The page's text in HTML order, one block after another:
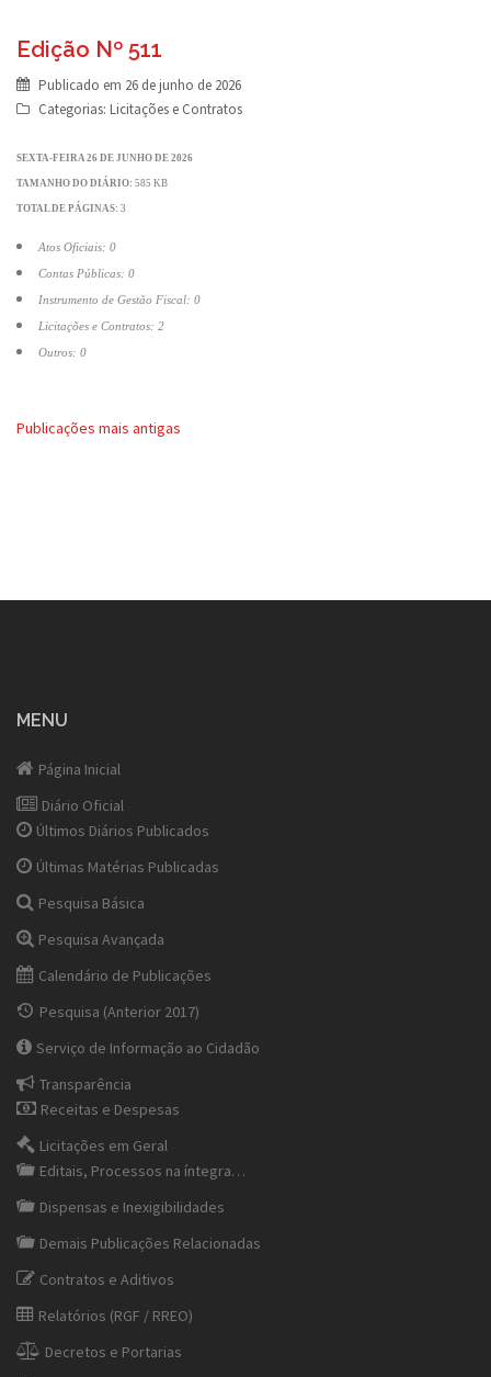
Edição Nº 511
Publicado em 26 de junho de 2026
Categorias: Licitações e Contratos
SEXTA-FEIRA 26 DE JUNHO DE 2026
TAMANHO DO DIÁRIO: 585 KB
TOTAL DE PÁGINAS: 3
Atos Oficiais: 0
Contas Públicas: 0
Instrumento de Gestão Fiscal: 0
Licitações e Contratos: 2
Outros: 0
Navegação
Publicações mais antigas
MENU
Página Inicial
Diário Oficial
Últimos Diários Publicados
Últimas Matérias Publicadas
Pesquisa Básica
Pesquisa Avançada
Calendário de Publicações
Pesquisa (Anterior 2017)
Serviço de Informação ao Cidadão
Transparência
Receitas e Despesas
Licitações em Geral
Editais, Processos na íntegra…
Dispensas e Inexigibilidades
Demais Publicações Relacionadas
Contratos e Aditivos
Relatórios (RGF / RREO)
Decretos e Portarias